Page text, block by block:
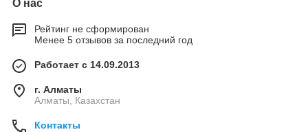
О нас
Рейтинг не сформирован
Менее 5 отзывов за последний год
Работает с 14.09.2013
г. Алматы
Алматы, Казахстан
Контакты